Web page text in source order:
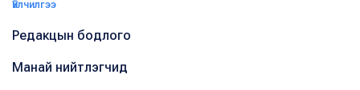
Үйлчилгээ
Редакцын бодлого
Манай нийтлэгчид